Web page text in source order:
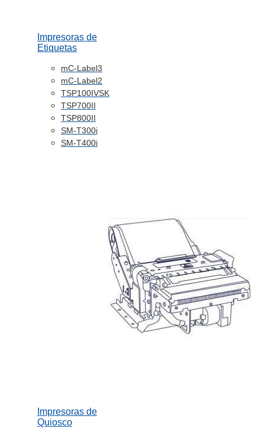
Impresoras de
Etiquetas
mC-Label3
mC-Label2
TSP100IVSK
TSP700II
TSP800II
SM-T300i
SM-T400i
Impresoras de
Quiosco